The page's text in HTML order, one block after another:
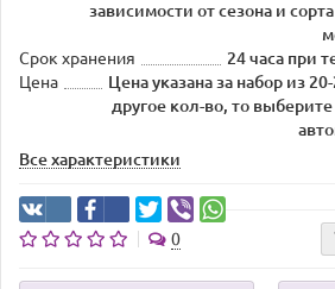
зависимости от сезона и
Срок хранения
24 часа при
Цена
Цена указана за набор из
другое кол-во, то
Все характеристики
0